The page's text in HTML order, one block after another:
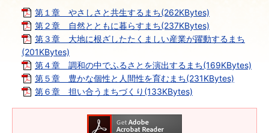
第１章 やさしさと共生するまち(262KBytes)
第２章 自然とともに暮らすまち(237KBytes)
第３章 大地に根ざしたたくましい産業が躍動するまち
(201KBytes)
第４章 調和の中でふるさとを演出するまち(169KBytes)
第５章 豊かな個性と人間性を育むまち(231KBytes)
第６章 担い合うまちづくり(133KBytes)